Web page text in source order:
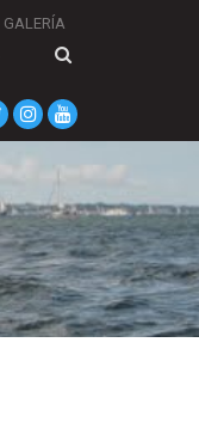
GALERÍA